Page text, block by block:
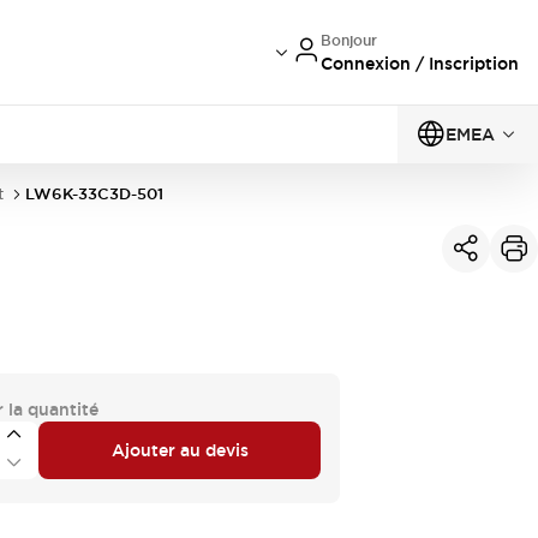
Bonjour
Connexion / Inscription
EMEA
LW6K-33C3D-501
la quantité
Ajouter au devis